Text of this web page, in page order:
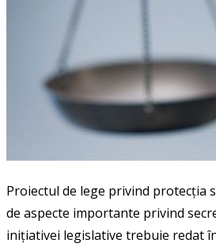
Proiectul de lege privind protecția
de aspecte importante privind
inițiativei legislative trebuie redat